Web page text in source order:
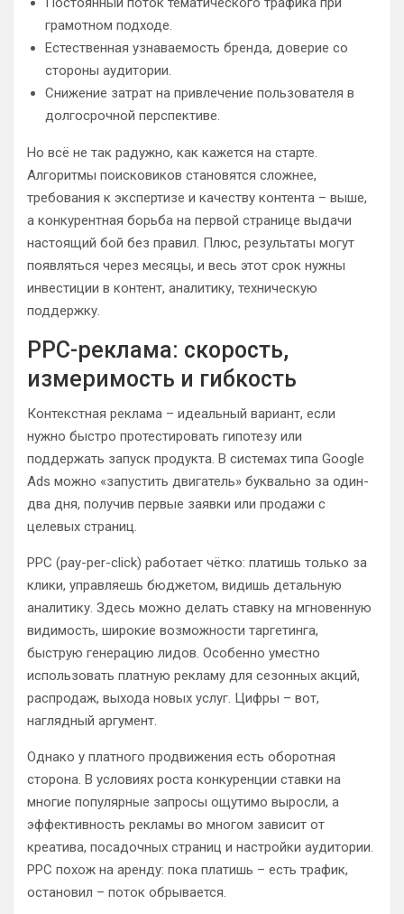
грамотном подходе.
Естественная узнаваемость бренда, доверие со
стороны аудитории.
Снижение затрат на привлечение пользователя в
долгосрочной перспективе.
Но всё не так радужно, как кажется на старте.
Алгоритмы поисковиков становятся сложнее,
требования к экспертизе и качеству контента – выше,
а конкурентная борьба на первой странице выдачи
настоящий бой без правил. Плюс, результаты могут
появляться через месяцы, и весь этот срок нужны
инвестиции в контент, аналитику, техническую
поддержку.
PPC-реклама: скорость,
измеримость и гибкость
Контекстная реклама – идеальный вариант, если
нужно быстро протестировать гипотезу или
поддержать запуск продукта. В системах типа Google
Ads можно «запустить двигатель» буквально за один-
два дня, получив первые заявки или продажи с
целевых страниц.
PPC (pay-per-click) работает чётко: платишь только за
клики, управляешь бюджетом, видишь детальную
аналитику. Здесь можно делать ставку на мгновенную
видимость, широкие возможности таргетинга,
быструю генерацию лидов. Особенно уместно
использовать платную рекламу для сезонных акций,
распродаж, выхода новых услуг. Цифры – вот,
наглядный аргумент.
Однако у платного продвижения есть оборотная
сторона. В условиях роста конкуренции ставки на
многие популярные запросы ощутимо выросли, а
эффективность рекламы во многом зависит от
креатива, посадочных страниц и настройки аудитории.
PPC похож на аренду: пока платишь – есть трафик,
остановил – поток обрывается.